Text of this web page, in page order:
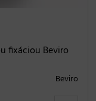
fixáciou Beviro
Beviro